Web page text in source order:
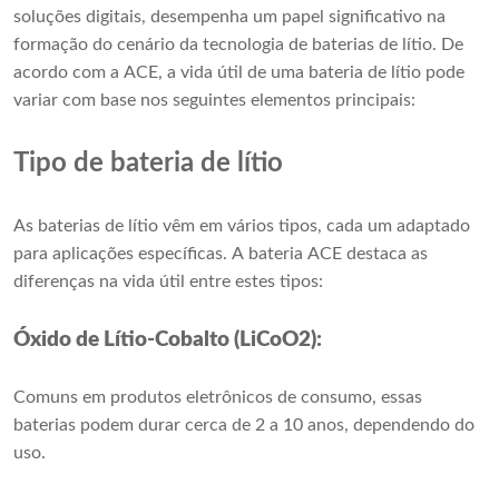
soluções digitais, desempenha um papel significativo na
formação do cenário da tecnologia de baterias de lítio. De
acordo com a ACE, a vida útil de uma bateria de lítio pode
variar com base nos seguintes elementos principais:
Tipo de bateria de lítio
As baterias de lítio vêm em vários tipos, cada um adaptado
para aplicações específicas. A bateria ACE destaca as
diferenças na vida útil entre estes tipos:
Óxido de Lítio-Cobalto (LiCoO2):
Comuns em produtos eletrônicos de consumo, essas
baterias podem durar cerca de 2 a 10 anos, dependendo do
uso.